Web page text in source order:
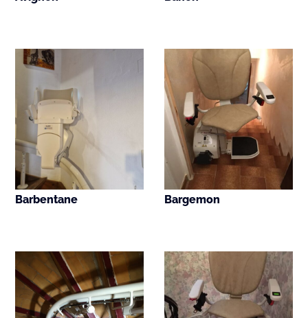
Barbentane Bargemon